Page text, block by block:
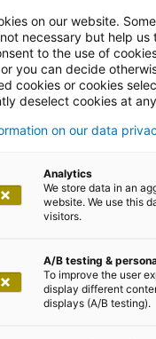
on our website.
necessary but help
to the use of
you can decide
cookies or cookies
deselect cookies at
on our data
Analytics
We store data in an
website. We use this
visitors.
A/B testing &
To improve the user
display different
displays (A/B testing).